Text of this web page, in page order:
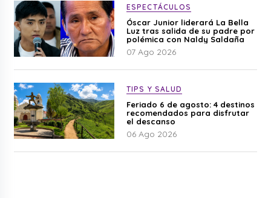
ESPECTÁCULOS
Óscar Junior liderará La Bella
Luz tras salida de su padre por
polémica con Naldy Saldaña
07 Ago 2026
TIPS Y SALUD
Feriado 6 de agosto: 4 destinos
recomendados para disfrutar
el descanso
06 Ago 2026